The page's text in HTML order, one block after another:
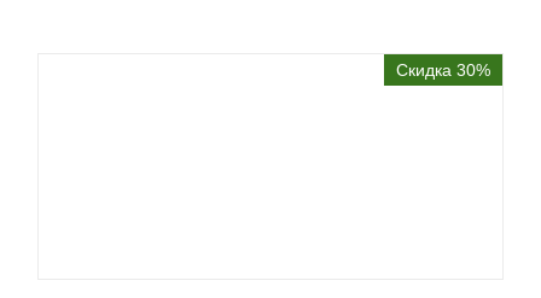
Скидка 30%